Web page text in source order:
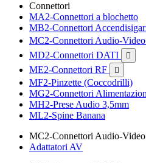
Connettori
MA2-Connettori a blochetto
MB2-Connettori
MC2-Connettori Audio-Video
MD2-Connettori DATI 
ME2-Connettori RF 
MF2-Pinzette (Coccodrilli)
MG2-Connettori
MH2-Prese Audio 3,5mm
ML2-Spine Banana
MC2-Connettori Audio-Video
Adattatori AV